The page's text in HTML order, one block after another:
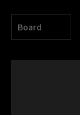
Board